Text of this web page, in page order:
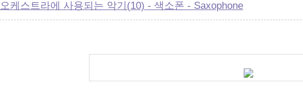
오케스트라에 사용되는 악기(10) - 색소폰 - Saxophone